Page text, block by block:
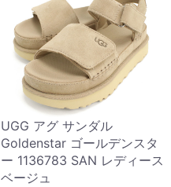
UGG アグ サンダル
Goldenstar ゴールデンスタ
ー 1136783 SAN レディース
ベージュ